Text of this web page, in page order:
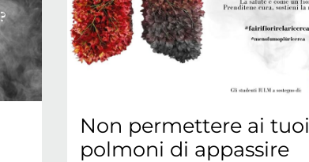
Non permettere ai tuoi
polmoni di appassire